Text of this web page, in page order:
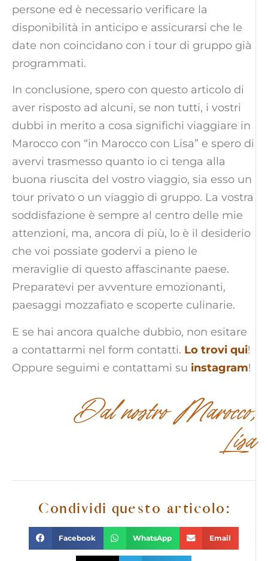
persone ed è necessario verificare la
disponibilità in anticipo e assicurarsi che le
date non coincidano con i tour di gruppo già
programmati.
In conclusione, spero con questo articolo di
aver risposto ad alcuni, se non tutti, i vostri
dubbi in merito a cosa significhi viaggiare in
Marocco con “in Marocco con Lisa” e spero di
avervi trasmesso quanto io ci tenga alla
buona riuscita del vostro viaggio, sia esso un
tour privato o un viaggio di gruppo. La vostra
soddisfazione è sempre al centro delle mie
attenzioni, ma, ancora di più, lo è il desiderio
che voi possiate godervi a pieno le
meraviglie di questo affascinante paese.
Preparatevi per avventure emozionanti,
paesaggi mozzafiato e scoperte culinarie.
E se hai ancora qualche dubbio, non esitare
a contattarmi nel form contatti. Lo trovi qui!
Oppure seguimi e contattami su instagram!
Dal nostro Marocco,
Lisa
Condividi questo articolo:
Facebook WhatsApp Email